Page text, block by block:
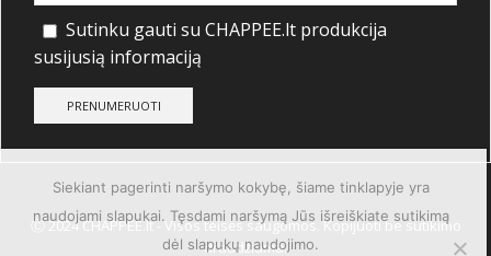
Sutinku gauti su CHAPPEE.lt produkcija
susijusią informaciją
Ⓒ 2024 CHAPPEE.lt - Visos teisės saugomos. Kopijuoti be sutikimo
draudžiama.
Siekiant pagerinti naršymo kokybę, šiame tinklapyje yra
naudojami slapukai. Tęsdami naršymą Jūs išreiškiate sutikimą
dėl slapukų naudojimo.